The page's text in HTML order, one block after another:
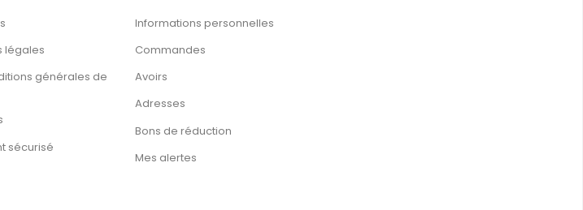
légales
générales de
sécurisé
Informations personnelles
Commandes
Avoirs
Adresses
Bons de réduction
Mes alertes